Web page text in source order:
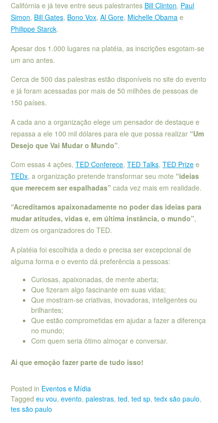
Califórnia e já teve entre seus palestrantes Bill Clinton, Paul
Simon, Bill Gates, Bono Vox, Al Gore, Michelle Obama e
Philippe Starck.
Apesar dos 1.000 lugares na platéia, as inscrições esgotam-se
um ano antes.
Cerca de 500 das palestras estão disponíveis no site do evento
e já foram acessadas por mais de 50 milhões de pessoas de
150 países.
A cada ano a organização elege um pensador de destaque e
repassa a ele 100 mil dólares para ele que possa realizar “Um
Desejo que Vai Mudar o Mundo”.
Com essas 4 ações, TED Conferece, TED Talks, TED Prize e
TEDx, a organização pretende transformar seu mote “ideias
que merecem ser espalhadas” cada vez mais em realidade.
“Acreditamos apaixonadamente no poder das ideias para
mudar atitudes, vidas e, em última instância, o mundo”,
dizem os organizadores do TED.
A platéia foi escolhida a dedo e precisa ser excepcional de
alguma forma e o evento dá preferência a pessoas:
Curiosas, apaixonadas, de mente aberta;
Que fizeram algo fascinante em suas vidas;
Que mostram-se criativas, inovadoras, inteligentes ou
brilhantes;
Que estão comprometidas em ajudar a fazer a diferença
no mundo;
Com quem seria ótimo almoçar e conversar.
Ai que emoção fazer parte de tudo isso!
Posted in Eventos e Mídia
Tagged eu vou, evento, palestras, ted, ted sp, tedx são paulo,
tes são paulo